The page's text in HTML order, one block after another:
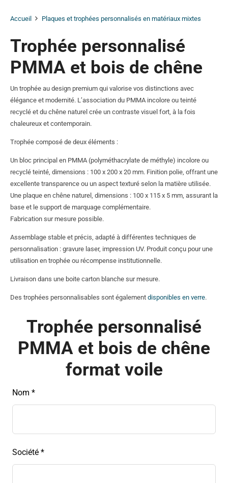
Accueil Plaques et trophées personnalisés en matériaux mixtes
Trophée personnalisé
PMMA et bois de chêne
Un trophée au design premium qui valorise vos distinctions avec
élégance et modernité. L’association du PMMA incolore ou teinté
recyclé et du chêne naturel crée un contraste visuel fort, à la fois
chaleureux et contemporain.
Trophée composé de deux éléments :
Un bloc principal en PMMA (polyméthacrylate de méthyle) incolore ou
recyclé teinté, dimensions : 100 x 200 x 20 mm. Finition polie, offrant une
excellente transparence ou un aspect texturé selon la matière utilisée.
Une plaque en chêne naturel, dimensions : 100 x 115 x 5 mm, assurant la
base et le support de marquage complémentaire.
Fabrication sur mesure possible.
Assemblage stable et précis, adapté à différentes techniques de
personnalisation : gravure laser, impression UV. Produit conçu pour une
utilisation en trophée ou récompense institutionnelle.
Livraison dans une boite carton blanche sur mesure.
Des trophées personnalisables sont également disponibles en verre.
Trophée personnalisé
PMMA et bois de chêne
format voile
Leave
Nom *
Société *